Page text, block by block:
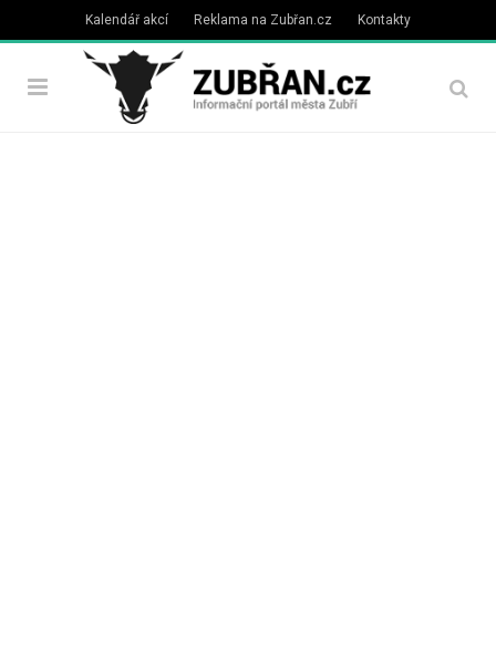
Kalendář akcí Reklama na Zubřan.cz Kontakty